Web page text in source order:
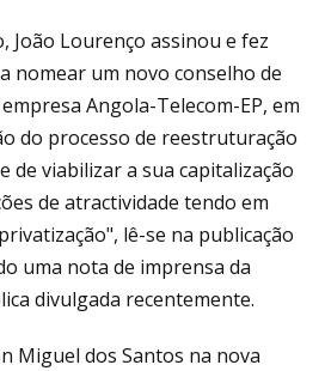
João Lourenço assinou e fez
nomear um novo conselho de
Angola-Telecom-EP, em
do processo de reestruturação
de viabilizar a sua capitalização
de atractividade tendo em
lê-se na publicação
uma nota de imprensa da
divulgada recentemente.
Miguel dos Santos na nova